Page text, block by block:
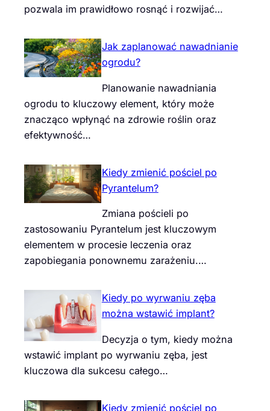
pozwala im prawidłowo rosnąć i rozwijać…
Jak zaplanować nawadnianie
ogrodu?
Planowanie nawadniania
ogrodu to kluczowy element, który może
znacząco wpłynąć na zdrowie roślin oraz
efektywność…
Kiedy zmienić pościel po
Pyrantelum?
Zmiana pościeli po
zastosowaniu Pyrantelum jest kluczowym
elementem w procesie leczenia oraz
zapobiegania ponownemu zarażeniu.…
Kiedy po wyrwaniu zęba
można wstawić implant?
Decyzja o tym, kiedy można
wstawić implant po wyrwaniu zęba, jest
kluczowa dla sukcesu całego…
Kiedy zmienić pościel po